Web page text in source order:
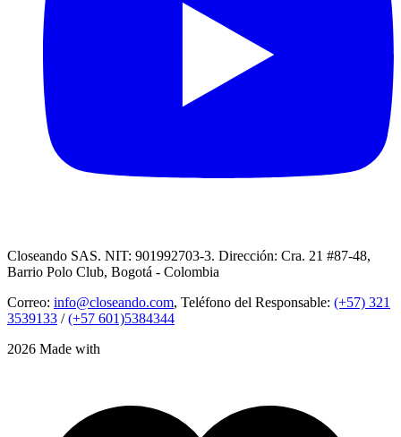
Closeando SAS. NIT: 901992703-3. Dirección: Cra. 21 #87-48,
Barrio Polo Club, Bogotá - Colombia
Correo: info@closeando.com, Teléfono del Responsable: (+57) 321
3539133 /(+57 601)5384344
2026 Made with